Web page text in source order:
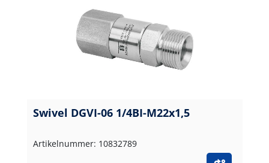
Swivel DGVI-06 1/4BI-M22x1,5
Artikelnummer: 10832789